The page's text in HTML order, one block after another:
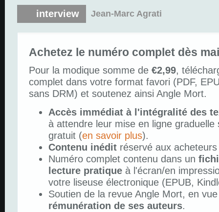
interview Jean-Marc Agrati
Achetez le numéro complet dès
Pour la modique somme de €2,99,
complet dans votre format favori (PDF,
sans DRM) et soutenez ainsi Angle Mort.
Accès immédiat à l'intégralité des
à attendre leur mise en ligne graduelle
gratuit (en savoir plus).
Contenu inédit réservé aux
Numéro complet contenu dans un
lecture pratique à l'écran/en
votre liseuse électronique (EPUB,
Soutien de la revue Angle Mort, en
rémunération de ses auteurs.